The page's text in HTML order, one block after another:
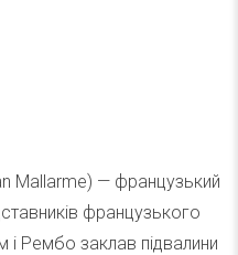
Mallarme) — французький
французького
Рембо заклав підвалини